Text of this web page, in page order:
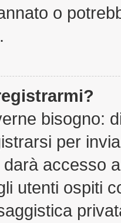
o
bisogno:
per
accesso
utenti ospiti